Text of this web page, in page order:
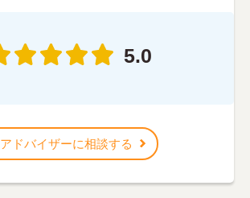
5.0
アドバイザーに相談する